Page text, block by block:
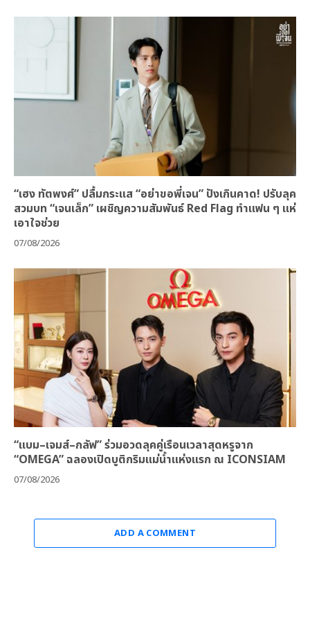
“เฮง ทัตพงศ์” ปลื้มกระแส “อย่าขอพี่เจน” ปังเกินคาด! ปรับลุค
สวมบท “เจนเล็ก” เผชิญความสัมพันธ์ Red Flag ทำแฟน ๆ แห่
เอาใจช่วย
07/08/2026
“แบม–เจมส์–กลัฟ” ร่วมอวดลุคคู่เรือนเวลาสุดหรูจาก
“OMEGA” ฉลองเปิดบูติกริมแม่น้ำแห่งแรก ณ ICONSIAM
07/08/2026
ADD A COMMENT